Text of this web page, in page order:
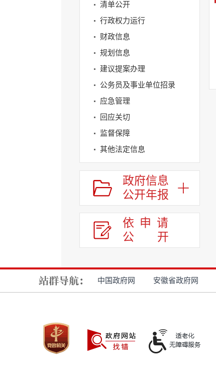
清单公开
行政权力运行
财政信息
规划信息
建议提案办理
公务员及事业单位招录
应急管理
回应关切
监督保障
其他法定信息
政府信息
公开年报
依申请
公
开
中国政府网 安徽省政府网